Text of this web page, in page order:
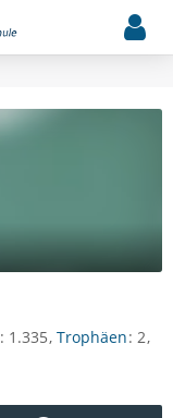
1.335 Trophäen 2